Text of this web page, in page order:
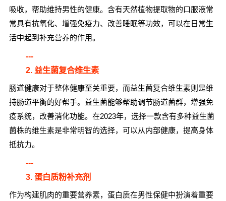
吸收，帮助维持男性的健康。含有天然植物提取物的口服液常
常具有抗氧化、增强免疫力、改善睡眠等功效，可以在日常生
活中起到补充营养的作用。
---
2. 益生菌复合维生素
肠道健康对于整体健康至关重要，而益生菌复合维生素则是维
持肠道平衡的好帮手。益生菌能够帮助调节肠道菌群，增强免
疫系统，改善消化功能。在2023年，选择一款含有多种益生菌
菌株的维生素是非常明智的选择，可以从内部健康，提高身体
抵抗力。
---
3. 蛋白质粉补充剂
作为构建肌肉的重要营养素，蛋白质在男性保健中扮演着重要